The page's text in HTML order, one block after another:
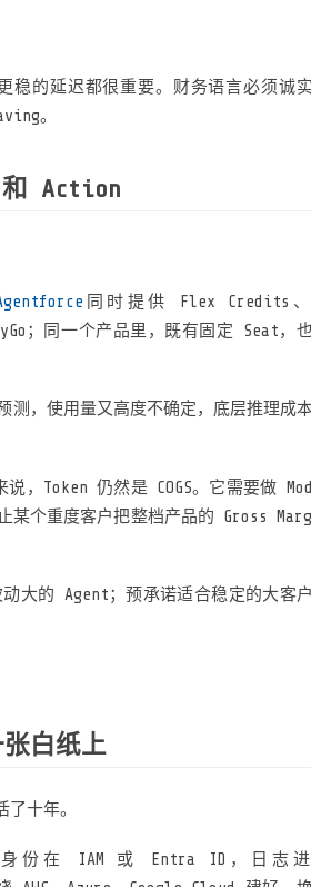
的延迟都很重要。财务语言必须诚实
。
和 Action
同时提供 Flex Credits
；同一个产品里，既有固定 Seat，
测，使用量又高度不确定，底层推理成
，Token 仍然是 COGS。它需要做
某个重度客户把整档产品的 Gross
的 Agent；预承诺适合稳定的大客户
白纸上
十年。
身份在 IAM 或 Entra ID，日志进